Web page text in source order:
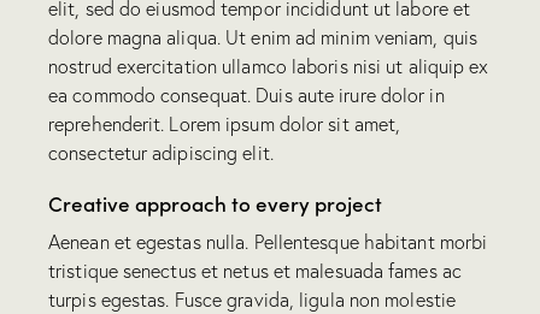
elit, sed do eiusmod tempor incididunt ut labore et
dolore magna aliqua. Ut enim ad minim veniam, quis
nostrud exercitation ullamco laboris nisi ut aliquip ex
ea commodo consequat. Duis aute irure dolor in
reprehenderit. Lorem ipsum dolor sit amet,
consectetur adipiscing elit.
Creative approach to every project
Aenean et egestas nulla. Pellentesque habitant morbi
tristique senectus et netus et malesuada fames ac
turpis egestas. Fusce gravida, ligula non molestie